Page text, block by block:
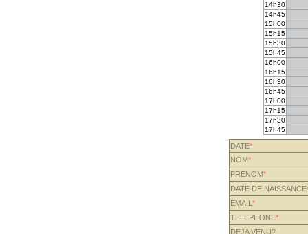
14h30
14h45
15h00
15h15
15h30
15h45
16h00
16h15
16h30
16h45
17h00
17h15
17h30
17h45
DATE*
NOM*
PRENOM*
DATE DE NAISSANCE
EMAIL *
TELEPHONE*
DEJA VENU?